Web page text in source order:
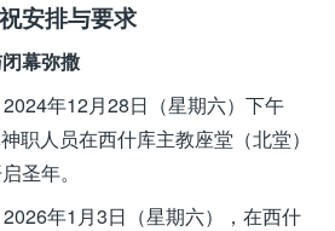
安排与要求
幕弥撒
年12月28日（星期六）下午
职人员在西什库主教座堂（北堂）
圣年。
年1月3日（星期六），在西什